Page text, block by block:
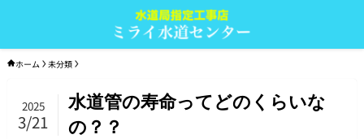
ホーム 未分類
水道管の寿命ってどのくらいな
の？？
2025
3/21